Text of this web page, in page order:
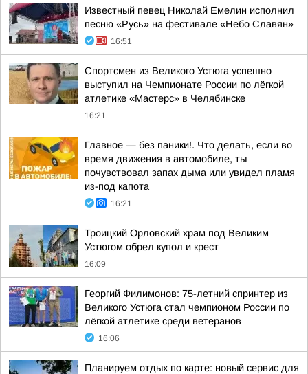
Известный певец Николай Емелин исполнил
песню «Русь» на фестивале «Небо Славян»
16:51
Спортсмен из Великого Устюга успешно
выступил на Чемпионате России по лёгкой
атлетике «Мастерс» в Челябинске
16:21
Главное — без паники!. Что делать, если во
время движения в автомобиле, ты
почувствовал запах дыма или увидел пламя
из-под капота
16:21
Троицкий Орловский храм под Великим
Устюгом обрел купол и крест
16:09
Георгий Филимонов: 75-летний спринтер из
Великого Устюга стал чемпионом России по
лёгкой атлетике среди ветеранов
16:06
Планируем отдых по карте: новый сервис для